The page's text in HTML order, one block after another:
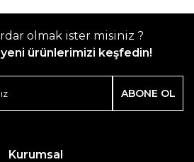
olmak ister misiniz ?
ürünlerimizi keşfedin!
ABONE OL
Kurumsal